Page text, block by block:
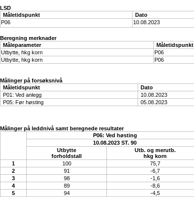
LSD
Måletidspunkt
Dato
P06
10.08.2023
Beregning merknader
Måleparameter
Måletidspunkt
Utbytte, hkg korn
P06
Utbytte, hkg korn
P06
Målinger på forsøksnivå
Måletidspunkt
Dato
P01: Ved anlegg
10.08.2023
P05: Før høsting
05.08.2023
Målinger på leddnivå samt beregnede resultater
P06: Ved høsting
10.08.2023 ST. 90
Utbytte
forholdstall
Utb. og merutb.
hkg korn
1
100 75,7
2
91 -6,7
3
98 -1,6
4
89 -8,6
5
94 -4,5